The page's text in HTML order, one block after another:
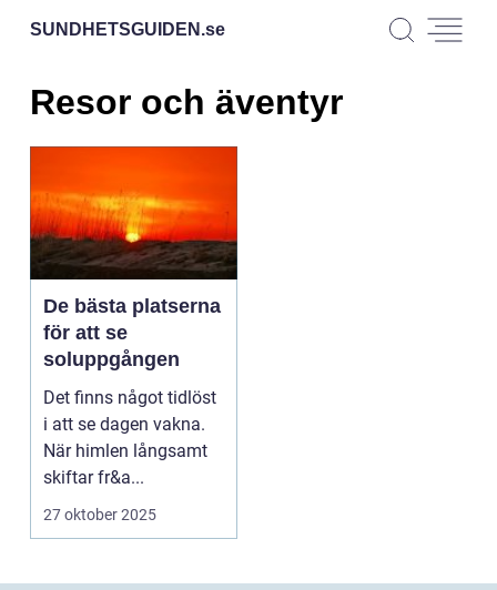
SUNDHETSGUIDEN.se
Resor och äventyr
De bästa platserna
för att se
soluppgången
Det finns något tidlöst
i att se dagen vakna.
När himlen långsamt
skiftar fr&a...
27 oktober 2025